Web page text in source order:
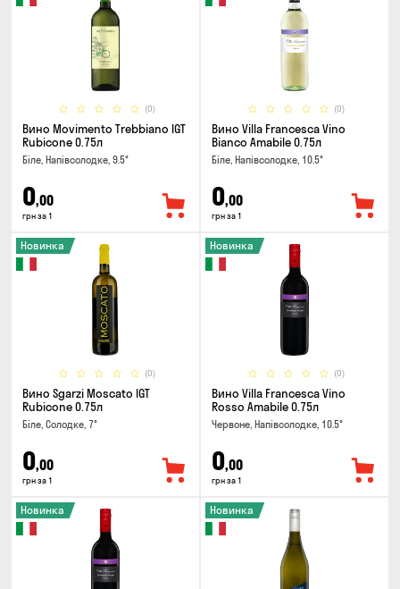
(0)
Вино Movimento Trebbiano IGT
Rubicone 0.75л
Біле, Напівсолодке, 9.5°
0,00
грн за 1
(0)
Вино Villa Francesca Vino
Bianco Amabile 0.75л
Біле, Напівсолодке, 10.5°
0,00
грн за 1
(0)
Новинка
Вино Sgarzi Moscato IGT
Rubicone 0.75л
Біле, Солодке, 7°
0,00
грн за 1
(0)
Новинка
Вино Villa Francesca Vino
Rosso Amabile 0.75л
Червоне, Напівсолодке, 10.5°
0,00
грн за 1
Новинка Новинка